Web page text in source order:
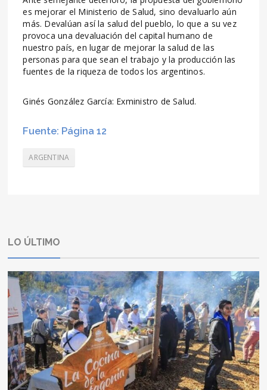
es mejorar el Ministerio de Salud, sino devaluarlo aún
más. Devalúan así la salud del pueblo, lo que a su vez
provoca una devaluación del capital humano de
nuestro país, en lugar de mejorar la salud de las
personas para que sean el trabajo y la producción las
fuentes de la riqueza de todos los argentinos.
Ginés González García: Exministro de Salud.
Fuente: Página 12
ARGENTINA
LO ÚLTIMO